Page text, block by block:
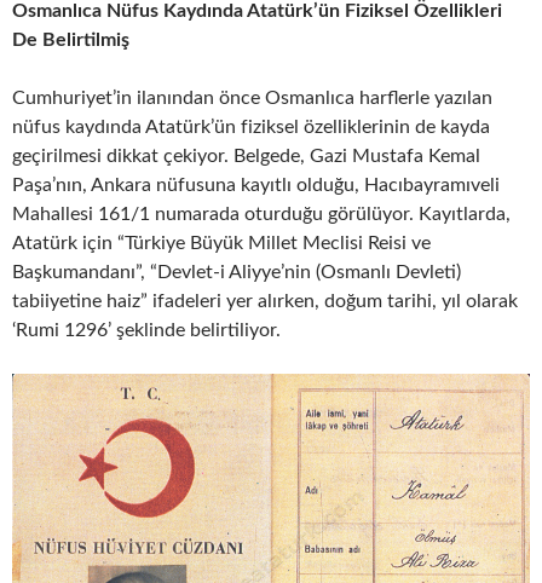
Osmanlıca Nüfus Kaydında Atatürk’ün Fiziksel Özellikleri
De Belirtilmiş
Cumhuriyet’in ilanından önce Osmanlıca harflerle yazılan
nüfus kaydında Atatürk’ün fiziksel özelliklerinin de kayda
geçirilmesi dikkat çekiyor. Belgede, Gazi Mustafa Kemal
Paşa’nın, Ankara nüfusuna kayıtlı olduğu, Hacıbayramıveli
Mahallesi 161/1 numarada oturduğu görülüyor. Kayıtlarda,
Atatürk için “Türkiye Büyük Millet Meclisi Reisi ve
Başkumandanı”, “Devlet-i Aliyye’nin (Osmanlı Devleti)
tabiiyetine haiz” ifadeleri yer alırken, doğum tarihi, yıl olarak
‘Rumi 1296’ şeklinde belirtiliyor.